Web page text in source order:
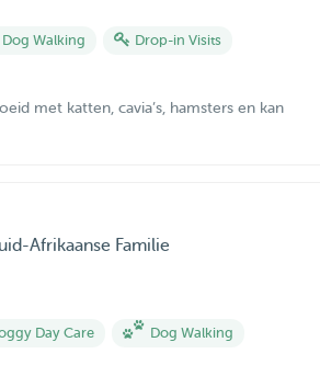
Dog Walking
Drop-in Visits
met katten, cavia’s, hamsters en kan
Afrikaanse Familie
Day Care Dog Walking